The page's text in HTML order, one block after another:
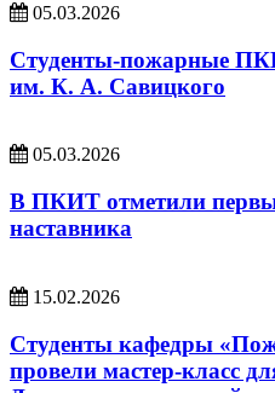
05.03.2026
Студенты-пожарные
им. К. А. Савицкого
05.03.2026
В ПКИТ отметили
наставника
15.02.2026
Студенты кафедры
провели мастер‑класс